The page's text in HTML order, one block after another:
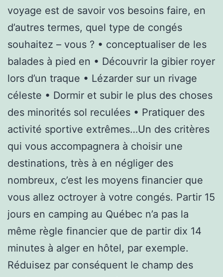
voyage est de savoir vos besoins faire, en
d’autres termes, quel type de congés
souhaitez – vous ? • conceptualiser de les
balades à pied en • Découvrir la gibier royer
lors d’un traque • Lézarder sur un rivage
céleste • Dormir et subir le plus des choses
des minorités sol reculées • Pratiquer des
activité sportive extrêmes…Un des critères
qui vous accompagnera à choisir une
destinations, très à en négliger des
nombreux, c’est les moyens financier que
vous allez octroyer à votre congés. Partir 15
jours en camping au Québec n’a pas la
même règle financier que de partir dix 14
minutes à alger en hôtel, par exemple.
Réduisez par conséquent le champ des